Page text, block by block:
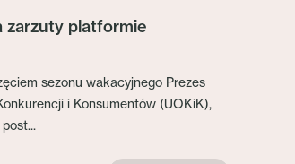
zarzuty platformie
sezonu wakacyjnego Prezes
i Konsumentów (UOKiK),